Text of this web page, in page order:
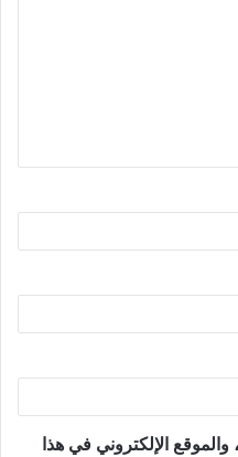
الإلكتروني في هذا